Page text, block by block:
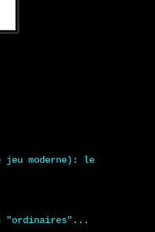
moderne): le
"ordinaires"...